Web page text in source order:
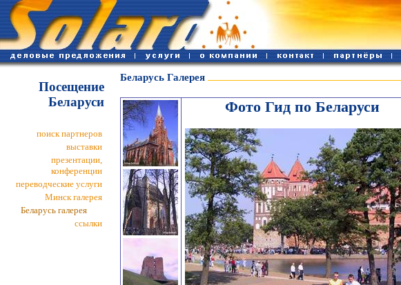
Посещение
Беларуси
поиск партнеров
выставки
презентации,
конференции
переводческие услуги
Минск галерея
Беларусь галерея
ссылки
Беларусь Галерея
Фото Гид по Беларуси